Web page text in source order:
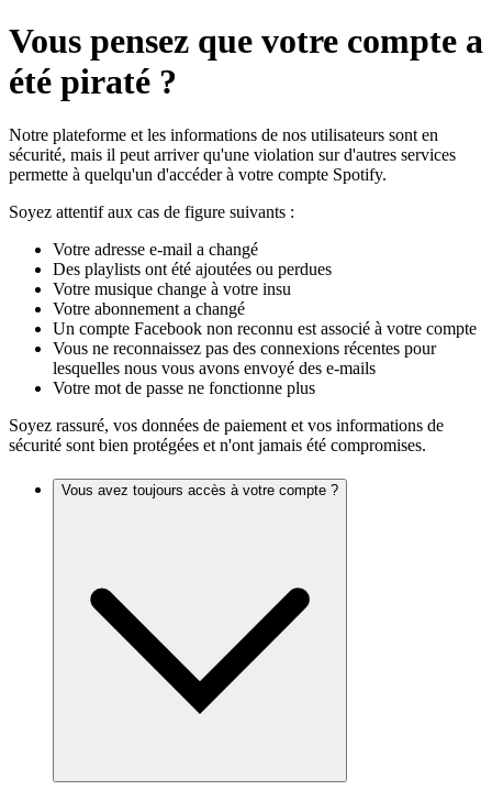
Vous pensez que votre compte a
été piraté ?
Notre plateforme et les informations de nos utilisateurs sont en
sécurité, mais il peut arriver qu'une violation sur d'autres services
permette à quelqu'un d'accéder à votre compte Spotify.
Soyez attentif aux cas de figure suivants :
Votre adresse e-mail a changé
Des playlists ont été ajoutées ou perdues
Votre musique change à votre insu
Votre abonnement a changé
Un compte Facebook non reconnu est associé à votre compte
Vous ne reconnaissez pas des connexions récentes pour
lesquelles nous vous avons envoyé des e-mails
Votre mot de passe ne fonctionne plus
Soyez rassuré, vos données de paiement et vos informations de
sécurité sont bien protégées et n'ont jamais été compromises.
Vous avez toujours accès à votre compte ?